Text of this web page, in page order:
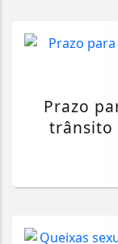
Prazo
trânsito